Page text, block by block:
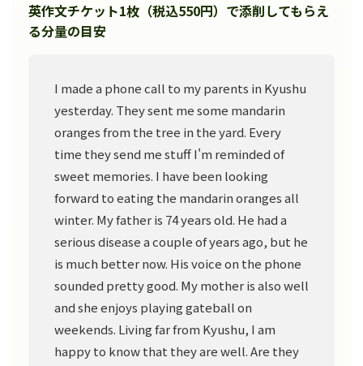
英作文チケット1枚（税込550円）で添削してもらえ
る分量の目安
I made a phone call to my parents in Kyushu
yesterday. They sent me some mandarin
oranges from the tree in the yard. Every
time they send me stuff I'm reminded of
sweet memories. I have been looking
forward to eating the mandarin oranges all
winter. My father is 74 years old. He had a
serious disease a couple of years ago, but he
is much better now. His voice on the phone
sounded pretty good. My mother is also well
and she enjoys playing gateball on
weekends. Living far from Kyushu, I am
happy to know that they are well. Are they